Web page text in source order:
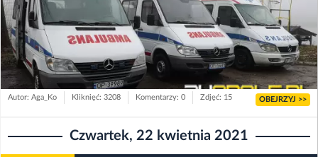
Autor: Aga_Ko Kliknięć: 3208 Komentarzy: 0 Zdjęć: 15 OBEJRZYJ >>
Czwartek, 22 kwietnia 2021